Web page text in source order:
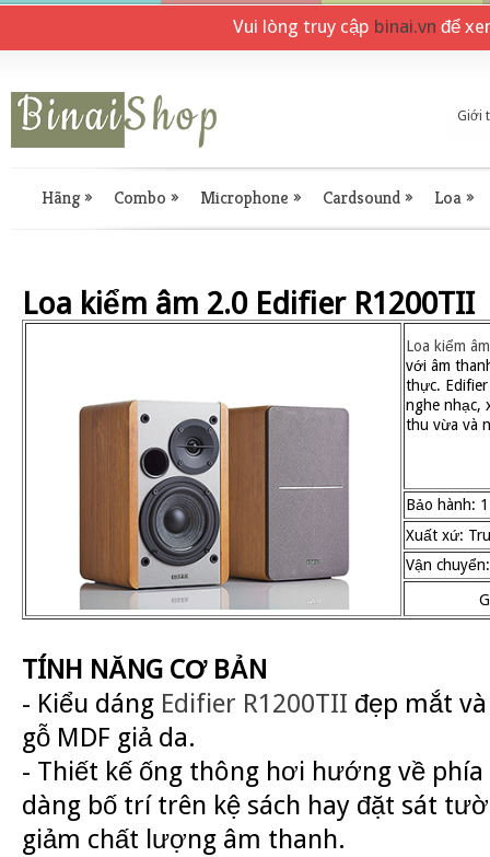
Vui lòng truy cập binai.vn để
Giới
Hãng» Combo » Microphone » Cardsound» Loa»
Loa kiểm âm 2.0 Edifier R1200TII
Loa kiểm âm
với âm
thực.
nghe nhạc,
thu vừa và
Bảo hành:
Xuất xứ:
Vận
TÍNH NĂNG CƠ BẢN
- Kiểu dáng Edifier R1200TII đẹp mắt
gỗ MDF giả da.
- Thiết kế ống thông hơi hướng về
dàng bố trí trên kệ sách hay đặt sát
giảm chất lượng âm thanh.